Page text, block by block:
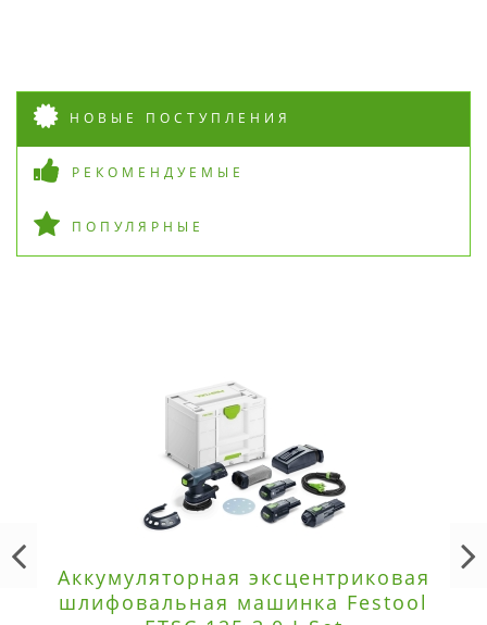
НОВЫЕ ПОСТУПЛЕНИЯ
РЕКОМЕНДУЕМЫЕ
ПОПУЛЯРНЫЕ
Аккумуляторная эксцентриковая
шлифовальная машинка Festool